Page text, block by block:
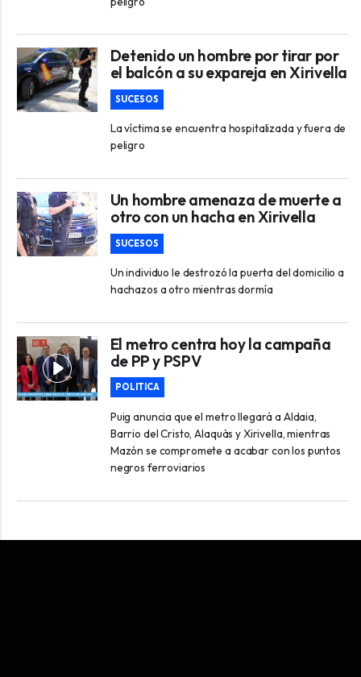
Detenido un hombre por tirar por
el balcón a su expareja en Xirivella
SUCESOS
La víctima se encuentra hospitalizada y fuera de
peligro
Un hombre amenaza de muerte a
otro con un hacha en Xirivella
SUCESOS
Un individuo le destrozó la puerta del domicilio a
hachazos a otro mientras dormía
El metro centra hoy la campaña
de PP y PSPV
POLITICA
Puig anuncia que el metro llegará a Aldaia,
Barrio del Cristo, Alaquàs y Xirivella, mientras
Mazón se compromete a acabar con los puntos
negros ferroviarios